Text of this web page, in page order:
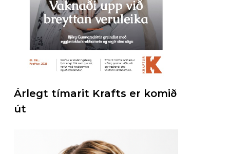
Árlegt tímarit Krafts er komið
út